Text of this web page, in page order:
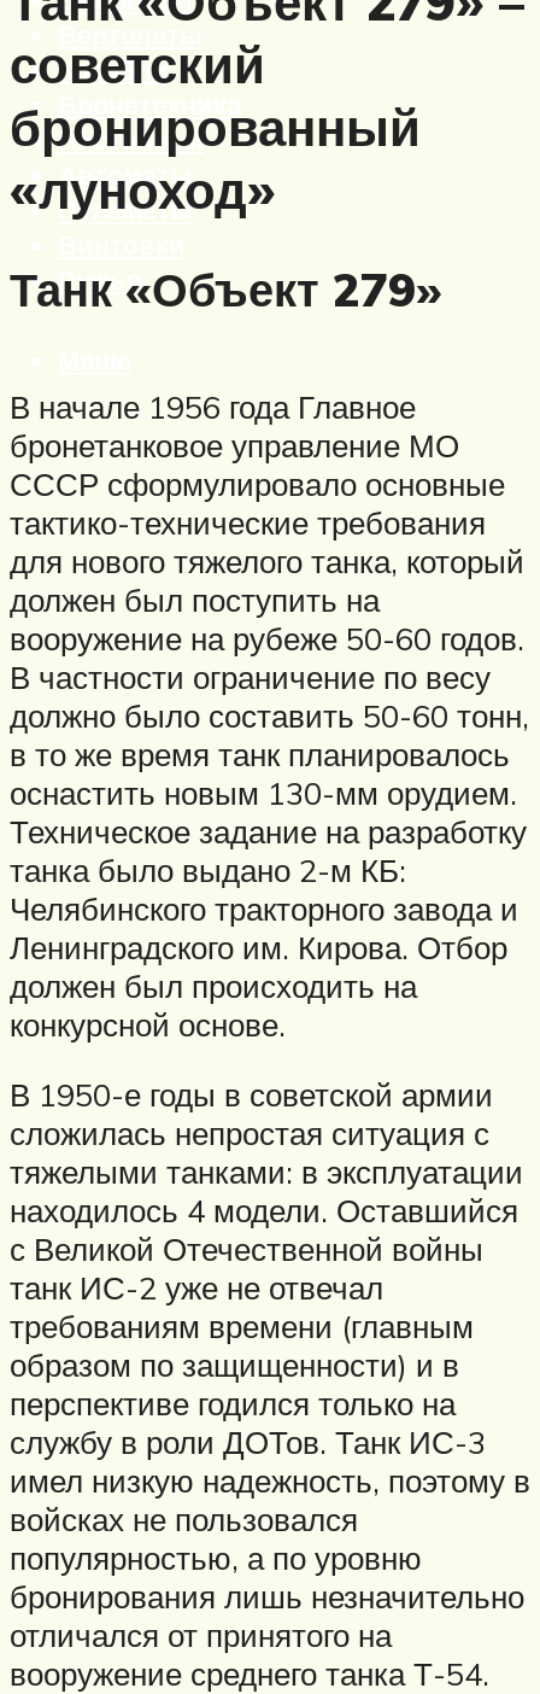
Корабли
Пистолеты
Автоматы
Пулеметы
Ружья
советский
бронированный
«луноход»
Танк «Объект 279»
В начале 1956 года Главное
бронетанковое управление МО
СССР сформулировало основные
тактико-технические требования
для нового тяжелого танка, который
должен был поступить на
вооружение на рубеже 50-60 годов.
В частности ограничение по весу
должно было составить 50-60 тонн,
в то же время танк планировалось
оснастить новым 130-мм орудием.
Техническое задание на разработку
танка было выдано 2-м КБ:
Челябинского тракторного завода и
Ленинградского им. Кирова. Отбор
должен был происходить на
конкурсной основе.
В 1950-е годы в советской армии
сложилась непростая ситуация с
тяжелыми танками: в эксплуатации
находилось 4 модели. Оставшийся
с Великой Отечественной войны
танк ИС-2 уже не отвечал
требованиям времени (главным
образом по защищенности) и в
перспективе годился только на
службу в роли ДОТов. Танк ИС-3
имел низкую надежность, поэтому в
войсках не пользовался
популярностью, а по уровню
бронирования лишь незначительно
отличался от принятого на
вооружение среднего танка Т-54.